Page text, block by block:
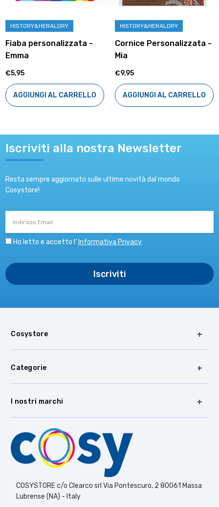
HISTORY&HERALDRY
Fiaba personalizzata -
Emma
€5,95
AGGIUNGI AL CARRELLO
HISTORY&HERALDRY
Cornice Personalizzata -
Mia
€9,95
AGGIUNGI AL CARRELLO
Iscriviti alla nostra Newsletter
Resta sempre aggiornato sulle ultime novità dal mondo
Cosystore!
Ho letto e accetto l’ Informativa Privacy
Cosystore
Categorie
I nostri marchi
COSYSTORE c/o Clearco srl Via Pontescuro, 2 80061 Massa
Lubrense (NA) - Italy